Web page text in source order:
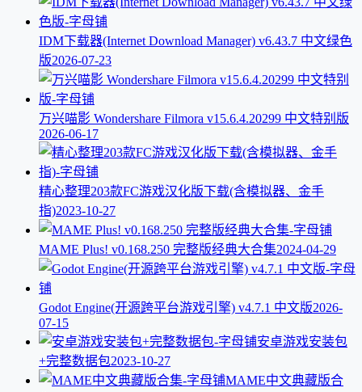
IDM下载器(Internet Download Manager) v6.43.7 中文绿色
版2026-07-23
万兴喵影 Wondershare Filmora v15.6.4.20299 中文特别版
2026-06-17
精心整理203款FC游戏汉化版下载(含模拟器、金手
指)2023-10-27
MAME Plus! v0.168.250 完整版经典大合集2024-04-29
Godot Engine(开源跨平台游戏引擎) v4.7.1 中文版2026-
07-15
安卓游戏安装包
+完整数据包2023-10-27
MAME中文典藏版合